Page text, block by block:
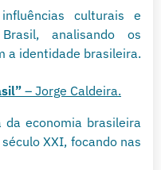
culturais e
analisando os
a identidade brasileira.
– Jorge Caldeira.
economia brasileira
XXI, focando nas